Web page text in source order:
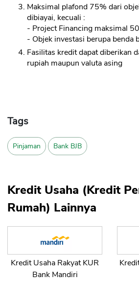
Maksimal plafond 75% dari
dibiayai, kecuali :
- Project Financing maksimal
- Objek investasi berupa benda
Fasilitas kredit dapat diberikan
rupiah maupun valuta asing
Tags
Pinjaman Bank BJB
Kredit Usaha (Kredit
Rumah) Lainnya
Kredit Usaha Rakyat KUR
Bank Mandiri